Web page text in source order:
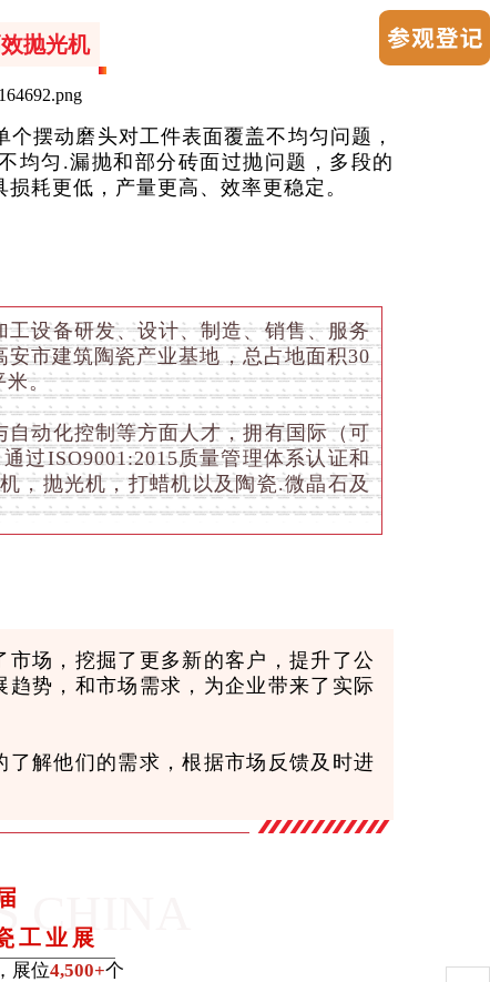
抛光机
摆动磨头对工件表面覆盖不均匀问题，
均匀.漏抛和部分砖面过抛问题，多段的
耗更低，产量更高、效率更稳定。
设备研发、设计、制造、销售、服务
市建筑陶瓷产业基地，总占地面积30
米。
动化控制等方面人才，拥有国际（可
过ISO9001:2015质量管理体系认证和
，抛光机，打蜡机以及陶瓷.微晶石及
场，挖掘了更多新的客户，提升了公
势，和市场需求，为企业带来了实际
解他们的需求，根据市场反馈及时进
CHINA
工业展
，展位4,500+个